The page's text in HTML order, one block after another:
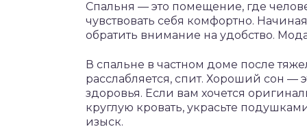
Спальня — это помещение, где
чувствовать себя комфортно.
обратить внимание на удобство.
В спальне в частном доме после
расслабляется, спит. Хороший сон —
здоровья. Если вам хочется
круглую кровать, украсьте
изыск.